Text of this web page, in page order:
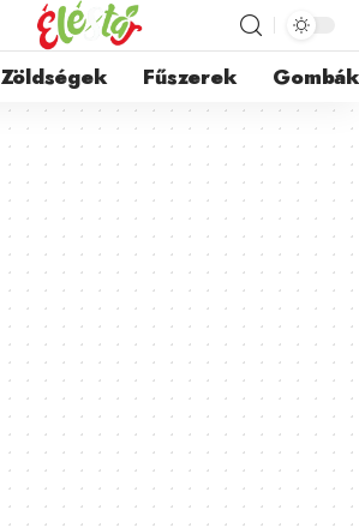
Zöldségek Fűszerek Gombák